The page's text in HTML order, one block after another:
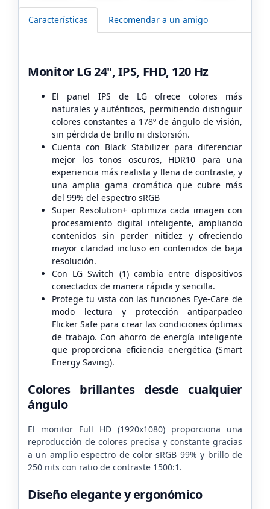
Características Recomendar a un amigo
Monitor LG 24", IPS, FHD, 120 Hz
El panel IPS de LG ofrece colores más
naturales y auténticos, permitiendo distinguir
colores constantes a 178º de ángulo de visión,
sin pérdida de brillo ni distorsión.
Cuenta con Black Stabilizer para diferenciar
mejor los tonos oscuros, HDR10 para una
experiencia más realista y llena de contraste, y
una amplia gama cromática que cubre más
del 99% del espectro sRGB
Super Resolution+ optimiza cada imagen con
procesamiento digital inteligente, ampliando
contenidos sin perder nitidez y ofreciendo
mayor claridad incluso en contenidos de baja
resolución.
Con LG Switch (1) cambia entre dispositivos
conectados de manera rápida y sencilla.
Protege tu vista con las funciones Eye-Care de
modo lectura y protección antiparpadeo
Flicker Safe para crear las condiciones óptimas
de trabajo. Con ahorro de energía inteligente
que proporciona eficiencia energética (Smart
Energy Saving).
Colores brillantes desde cualquier
ángulo
El monitor Full HD (1920x1080) proporciona una
reproducción de colores precisa y constante gracias
a un amplio espectro de color sRGB 99% y brillo de
250 nits con ratio de contraste 1500:1.
Diseño elegante y ergonómico